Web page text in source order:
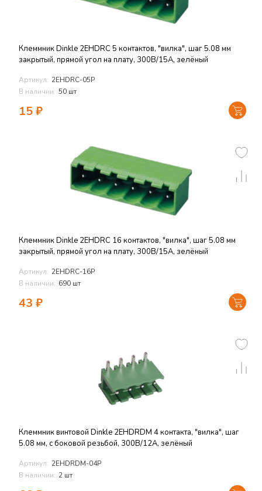
Клеммник Dinkle 2EHDRС 5 контактов, "вилка", шаг 5.08 мм
закрытый, прямой угол на плату, 300В/15А, зелёный
Артикул: 2EHDRC-05P
В наличии: 50 шт
15₽
Клеммник Dinkle 2EHDRС 16 контактов, "вилка", шаг 5.08 мм
закрытый, прямой угол на плату, 300В/15А, зелёный
Артикул: 2EHDRC-16P
В наличии: 690 шт
43 ₽
Клеммник винтовой Dinkle 2EHDRDM 4 контакта, "вилка", шаг
5.08 мм, с боковой резьбой, 300В/12А, зелёный
Артикул: 2EHDRDM-04P
В наличии: 2 шт